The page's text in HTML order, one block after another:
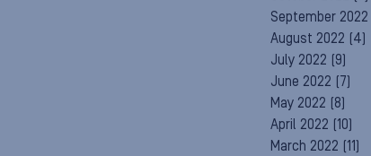
September 2022
August 2022 (4)
July 2022 (9)
June 2022 (7)
May 2022 (8)
April 2022 (10)
March 2022 (11)